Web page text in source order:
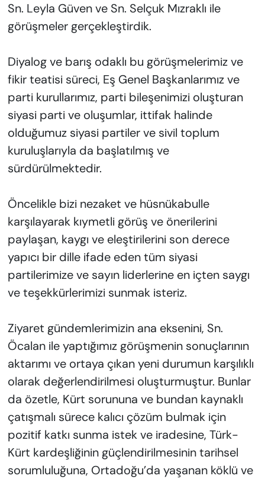
Sn. Leyla Güven ve Sn. Selçuk Mızraklı ile
görüşmeler gerçekleştirdik.
Diyalog ve barış odaklı bu görüşmelerimiz ve
fikir teatisi süreci, Eş Genel Başkanlarımız ve
parti kurullarımız, parti bileşenimizi oluşturan
siyasi parti ve oluşumlar, ittifak halinde
olduğumuz siyasi partiler ve sivil toplum
kuruluşlarıyla da başlatılmış ve
sürdürülmektedir.
Öncelikle bizi nezaket ve hüsnükabulle
karşılayarak kıymetli görüş ve önerilerini
paylaşan, kaygı ve eleştirilerini son derece
yapıcı bir dille ifade eden tüm siyasi
partilerimize ve sayın liderlerine en içten saygı
ve teşekkürlerimizi sunmak isteriz.
Ziyaret gündemlerimizin ana eksenini, Sn.
Öcalan ile yaptığımız görüşmenin sonuçlarının
aktarımı ve ortaya çıkan yeni durumun karşılıklı
olarak değerlendirilmesi oluşturmuştur. Bunlar
da özetle, Kürt sorununa ve bundan kaynaklı
çatışmalı sürece kalıcı çözüm bulmak için
pozitif katkı sunma istek ve iradesine, Türk-
Kürt kardeşliğinin güçlendirilmesinin tarihsel
sorumluluğuna, Ortadoğu’da yaşanan köklü ve